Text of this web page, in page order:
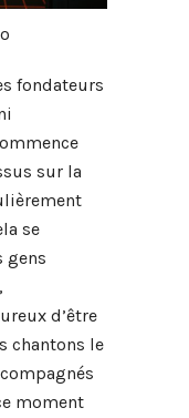
fondateurs
sur la
se
gens
d’être
chantons le
moment